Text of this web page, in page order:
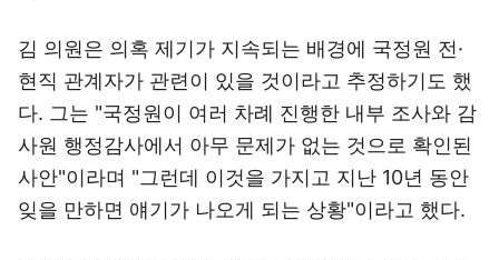
김 의원은 의혹 제기가 지속되는 배경에 국정원 전·
현직 관계자가 관련이 있을 것이라고 추정하기도 했
다. 그는 "국정원이 여러 차례 진행한 내부 조사와 감
사원 행정감사에서 아무 문제가 없는 것으로 확인된
사안"이라며 "그런데 이것을 가지고 지난 10년 동안
잊을 만하면 얘기가 나오게 되는 상황"이라고 했다.